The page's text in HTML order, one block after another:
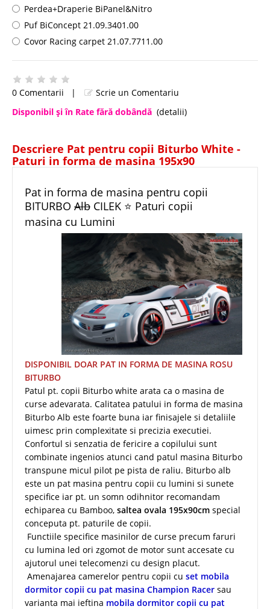
Perdea+Draperie BiPanel&Nitro
Puf BiConcept 21.09.3401.00
Covor Racing carpet 21.07.7711.00
0 Comentarii |
Scrie un Comentariu
Disponibil şi în Rate fără dobândă (detalii)
Descriere Pat pentru copii Biturbo White -
Paturi in forma de masina 195x90
Pat in forma de masina pentru copii
BITURBO Alb CILEK ⭐ Paturi copii
masina cu Lumini
DISPONIBIL DOAR PAT IN FORMA DE MASINA ROSU
BITURBO
Patul pt. copii Biturbo white arata ca o masina de
curse adevarata. Calitatea patului in forma de masina
Biturbo Alb este foarte buna iar finisajele si detaliile
uimesc prin complexitate si precizia executiei.
Confortul si senzatia de fericire a copilului sunt
combinate ingenios atunci cand patul masina Biturbo
transpune micul pilot pe pista de raliu. Biturbo alb
este un pat masina pentru copii cu lumini si sunete
specifice iar pt. un somn odihnitor recomandam
echiparea cu Bamboo, saltea ovala 195x90cm special
conceputa pt. paturile de copii.
Functiile specifice masinilor de curse precum faruri
cu lumina led ori zgomot de motor sunt accesate cu
ajutorul unei telecomenzi cu design placut.
Amenajarea camerelor pentru copii cu set mobila
dormitor copii cu pat masina Champion Racer sau
varianta mai ieftina mobila dormitor copii cu pat